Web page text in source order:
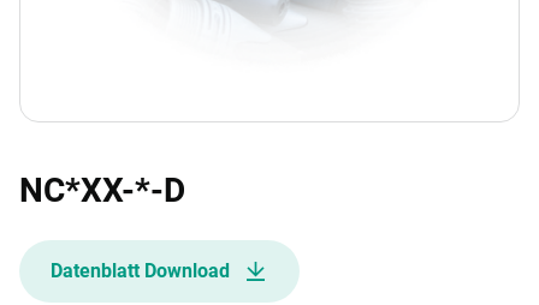
NC*XX-*-D
Datenblatt Download